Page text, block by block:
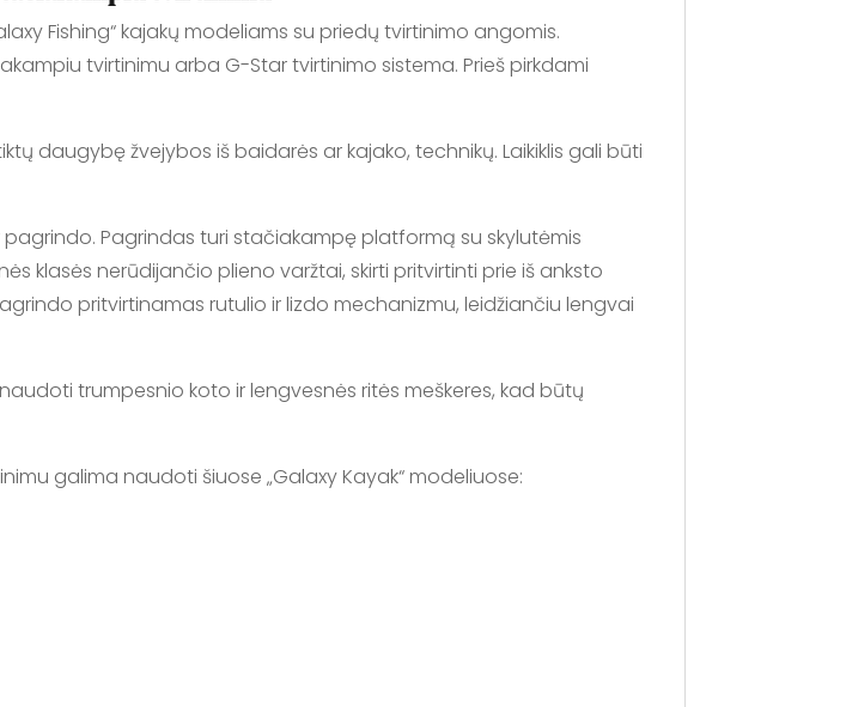
Fishing“ kajakų modeliams su priedų tvirtinimo angomis.
tvirtinimu arba G-Star tvirtinimo sistema. Prieš pirkdami
daugybę žvejybos iš baidarės ar kajako, technikų. Laikiklis gali būti
pagrindo. Pagrindas turi stačiakampę platformą su skylutėmis
klasės nerūdijančio plieno varžtai, skirti pritvirtinti prie iš anksto
pritvirtinamas rutulio ir lizdo mechanizmu, leidžiančiu lengvai
trumpesnio koto ir lengvesnės ritės meškeres, kad būtų
galima naudoti šiuose „Galaxy Kayak“ modeliuose: